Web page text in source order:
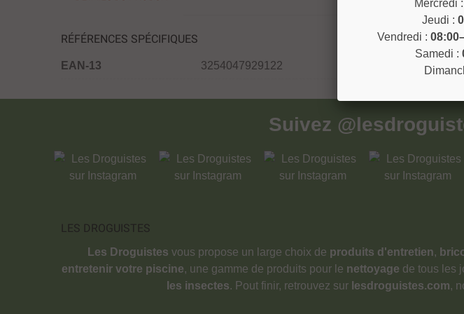
RÉFÉRENCES SPÉCIFIQUES
EAN-13 3254047929122
Suivez
LES DROGUISTES
Les Droguistes vous propose un large choix de produits d'entretien,
entretenir votre piscine, une gamme de produits pour le nettoyage de tous les
les insectes. Pout finir, retrouvez sur lesdroguistes.com,
Mercredi :
Jeudi :
Vendredi :
Samedi :